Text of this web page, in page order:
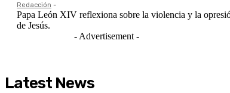
Redacción -
Papa León XIV reflexiona sobre la violencia y la
de Jesús.
- Advertisement -
Latest News